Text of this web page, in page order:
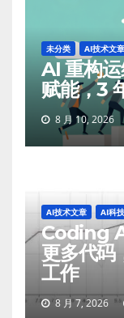
未分类 AI技术文章
AI 重构
赋能，3
8 月 10, 2026
AI技术文章 AI科技
Coding
更多代码
工作
8 月 7, 2026